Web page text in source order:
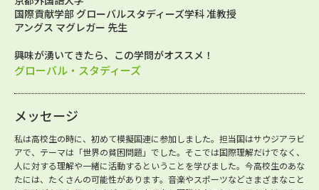
国際貢献学部 グローバルスタディーズ学科 准教授
アングス マグレガー 先生
興味が湧いてきたら、この学問がオススメ！
グローバル・スタディーズ
メッセージ
私は高校生の時に、初めて模擬国連に参加しました。担当国はサウジアラビ
アで、テーマは「世界の貧困問題」でした。そこでは国際理解だけでなく、
人に対する理解や一緒に活動するということを学びました。今高校生のあな
たには、たくさんの可能性があります。音楽やスポーツなどさまざまなこと